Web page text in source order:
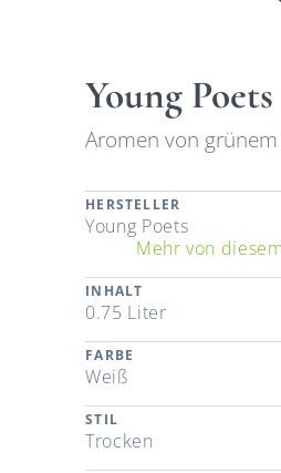
Young
Aromen von
HERSTELLER
Young Poets
Mehr von
INHALT
0.75 Liter
FARBE
Weiß
STIL
Trocken